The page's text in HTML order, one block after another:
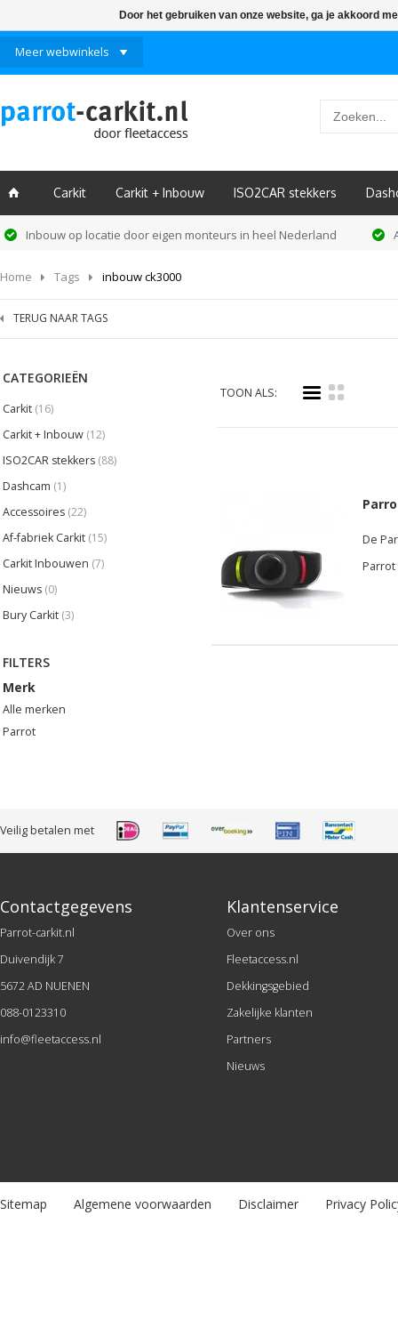
Meer webwinkels
ï Carkit Carkit + Inbouw ISO2CAR stekkers
Inbouw op locatie door eigen monteurs in heel Nederland
Home Tags inbouw ck3000
TERUG NAAR TAGS
CATEGORIEËN
Carkit (16)
Carkit + Inbouw (12)
ISO2CAR stekkers (88)
Dashcam (1)
Accessoires (22)
Af-fabriek Carkit (15)
Carkit Inbouwen (7)
Nieuws (0)
Bury Carkit (3)
FILTERS
Merk
Alle merken
Parrot
TOON ALS: i k
De
Veilig betalen met
Contactgegevens
Parrot-carkit.nl
Duivendijk 7
5672 AD NUENEN
088-0123310
info@fleetaccess.nl
Klantenservice
Over ons
Fleetaccess.nl
Dekkingsgebied
Zakelijke klanten
Partners
Nieuws
Sitemap Algemene voorwaarden Disclaimer Privacy
Door het gebruiken van onze website, ga je akkoord